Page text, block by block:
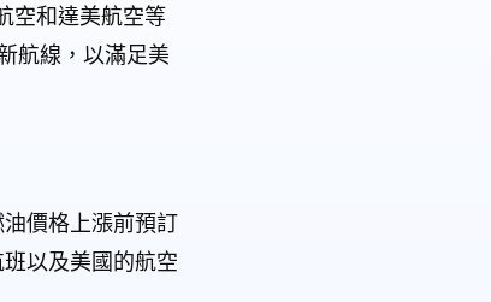
空和達美航空等
航線，以滿足美
價格上漲前預訂
以及美國的航空